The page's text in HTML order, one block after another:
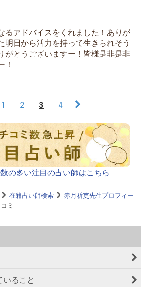
るアドバイスをくれました！ありが
明日から活力を持って生きられそう
とうございますー！皆様是非是非
！
1 2 3 4
の多い注目の占い師はこちら
在籍占い師検索
赤月祈吏先生プロフィー
ミ
いること